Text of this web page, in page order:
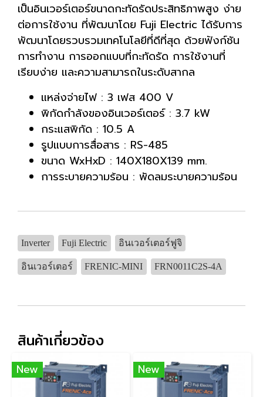
เป็นอินเวอร์เตอร์ขนาดกะทัดรัดประสิทธิภาพสูง ง่าย
ต่อการใช้งาน ที่พัฒนาโดย Fuji Electric ได้รับการ
พัฒนาโดยรวบรวมเทคโนโลยีที่ดีที่สุด ด้วยฟังก์ชัน
การทำงาน การออกแบบที่กะทัดรัด การใช้งานที่
เรียบง่าย และความสามารถในระดับสากล
แหล่งจ่ายไฟ : 3 เฟส 400 V
พิกัดกำลังของอินเวอร์เตอร์ : 3.7 kW
กระแสพิกัด : 10.5 A
รูปแบบการสื่อสาร : RS-485
ขนาด WxHxD : 140X180X139 mm.
การระบายความร้อน : พัดลมระบายความร้อน
Inverter Fuji Electric อินเวอร์เตอร์ฟูจิ
อินเวอร์เตอร์ FRENIC-MINI FRN0011C2S-4A
สินค้าเกี่ยวข้อง
New New